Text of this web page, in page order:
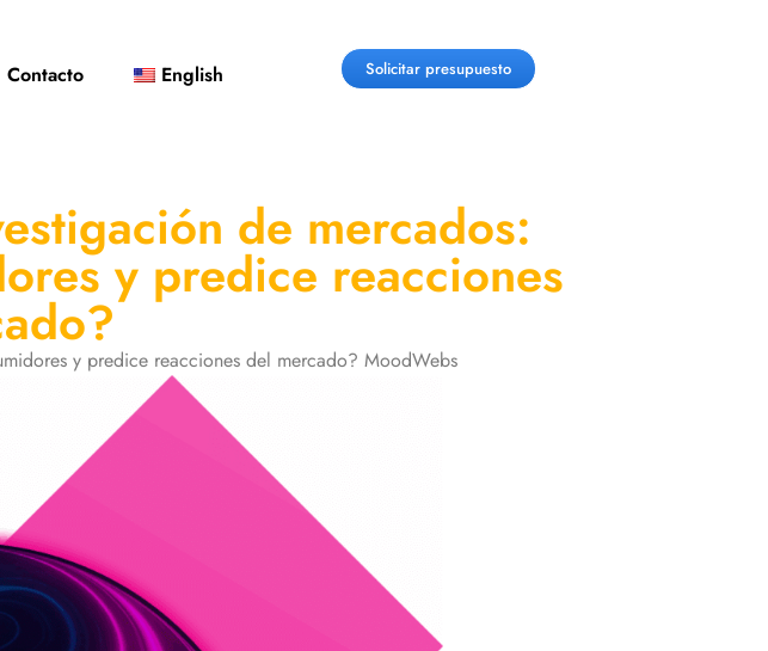
Contacto English Solicitar presupuesto
de mercados:
y predice reacciones
y predice reacciones del mercado? MoodWebs